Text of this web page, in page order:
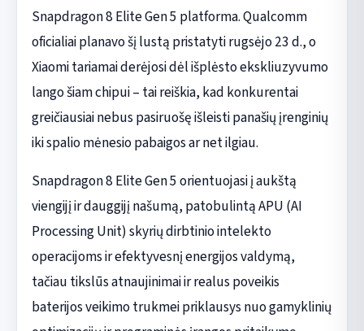
Snapdragon 8 Elite Gen 5 platforma. Qualcomm
oficialiai planavo šį lustą pristatyti rugsėjo 23 d., o
Xiaomi tariamai derėjosi dėl išplėsto ekskliuzyvumo
lango šiam chipui – tai reiškia, kad konkurentai
greičiausiai nebus pasiruošę išleisti panašių įrenginių
iki spalio mėnesio pabaigos ar net ilgiau.
Snapdragon 8 Elite Gen 5 orientuojasi į aukštą
viengijį ir dauggijį našumą, patobulintą APU (AI
Processing Unit) skyrių dirbtinio intelekto
operacijoms ir efektyvesnį energijos valdymą,
tačiau tikslūs atnaujinimai ir realus poveikis
baterijos veikimo trukmei priklausys nuo gamyklinių